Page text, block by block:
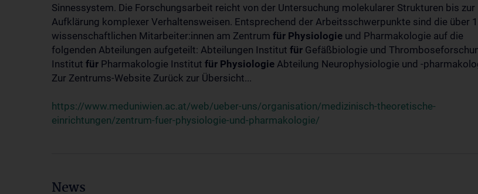
Sinnessystem. Die Forschungsarbeit reicht von der Untersuchung molekularer Strukturen bis zur
Aufklärung komplexer Verhaltensweisen. Entsprechend der Arbeitsschwerpunkte sind die über
wissenschaftlichen Mitarbeiter:innen am Zentrum für Physiologie und Pharmakologie auf die
folgenden Abteilungen aufgeteilt: Abteilungen Institut für Gefäßbiologie und
Institut für Pharmakologie Institut für Physiologie Abteilung Neurophysiologie und -
Zur Zentrums-Website Zurück zur Übersicht...
https://www.meduniwien.ac.at/web/ueber-uns/organisation/medizinisch-theoretische-
einrichtungen/zentrum-fuer-physiologie-und-pharmakologie/
News